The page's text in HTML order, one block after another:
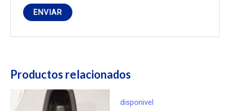
Productos relacionados
disponivel